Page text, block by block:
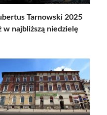
Tarnowski 2025
w najbliższą niedzielę